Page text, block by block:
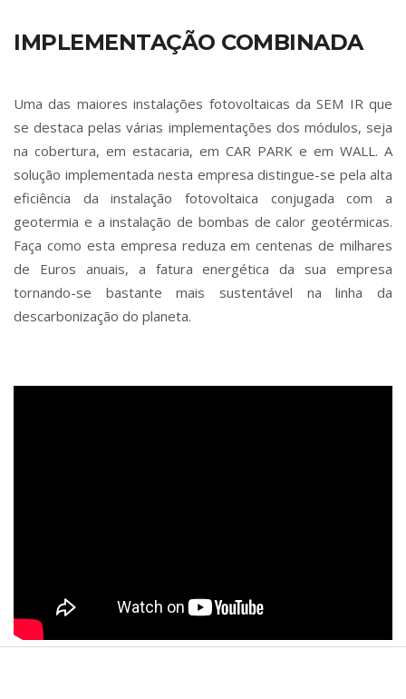
IMPLEMENTAÇÃO COMBINADA
Uma das maiores instalações fotovoltaicas da SEM IR que
se destaca pelas várias implementações dos módulos, seja
na cobertura, em estacaria, em CAR PARK e em WALL. A
solução implementada nesta empresa distingue-se pela alta
eficiência da instalação fotovoltaica conjugada com a
geotermia e a instalação de bombas de calor geotérmicas.
Faça como esta empresa reduza em centenas de milhares
de Euros anuais, a fatura energética da sua empresa
tornando-se bastante mais sustentável na linha da
descarbonização do planeta.